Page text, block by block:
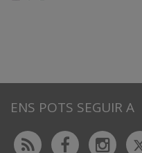
ENS POTS SEGUIR A
Rss Facebook